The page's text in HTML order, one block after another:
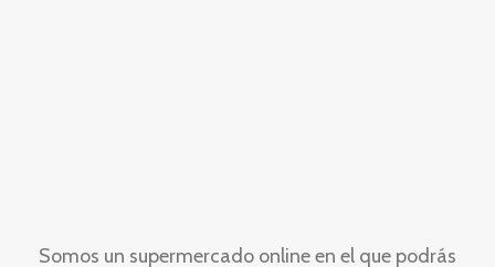
Somos un supermercado online en el que podrás